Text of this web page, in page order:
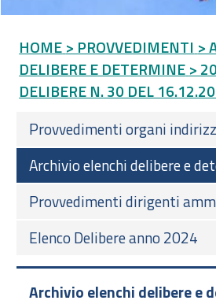
HOME > PROVVEDIMENTI >
DELIBERE E DETERMINE >
DELIBERE N. 30 DEL
Provvedimenti organi
Archivio elenchi delibere e
Provvedimenti dirigenti
Elenco Delibere anno 2024
Archivio elenchi delibere e